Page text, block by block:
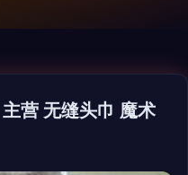
营 无缝头巾 魔术